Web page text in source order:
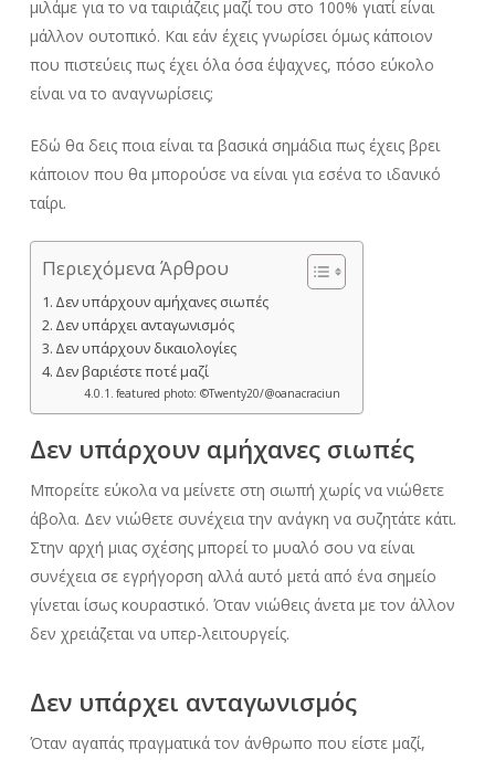
μιλάμε για το να ταιριάζεις μαζί του στο 100% γιατί είναι
μάλλον ουτοπικό. Και εάν έχεις γνωρίσει όμως κάποιον
που πιστεύεις πως έχει όλα όσα έψαχνες, πόσο εύκολο
είναι να το αναγνωρίσεις;
Εδώ θα δεις ποια είναι τα βασικά σημάδια πως έχεις βρει
κάποιον που θα μπορούσε να είναι για εσένα το ιδανικό
ταίρι.
Περιεχόμενα Άρθρου
Δεν υπάρχουν αμήχανες σιωπές
Δεν υπάρχει ανταγωνισμός
Δεν υπάρχουν δικαιολογίες
Δεν βαριέστε ποτέ μαζί
featured photo: ©Τwenty20/@oanacraciun
Δεν υπάρχουν αμήχανες σιωπές
Μπορείτε εύκολα να μείνετε στη σιωπή χωρίς να νιώθετε
άβολα. Δεν νιώθετε συνέχεια την ανάγκη να συζητάτε κάτι.
Στην αρχή μιας σχέσης μπορεί το μυαλό σου να είναι
συνέχεια σε εγρήγορση αλλά αυτό μετά από ένα σημείο
γίνεται ίσως κουραστικό. Όταν νιώθεις άνετα με τον άλλον
δεν χρειάζεται να υπερ-λειτουργείς.
Δεν υπάρχει ανταγωνισμός
Όταν αγαπάς πραγματικά τον άνθρωπο που είστε μαζί,